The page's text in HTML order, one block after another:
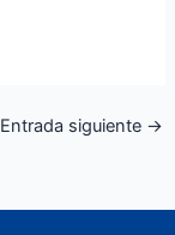
Entrada siguiente →